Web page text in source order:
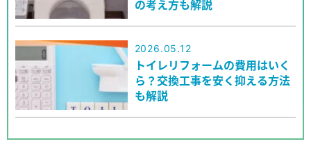
の考え方も解説
2026.05.12
トイレリフォームの費用はいく
ら？交換工事を安く抑える方法
も解説